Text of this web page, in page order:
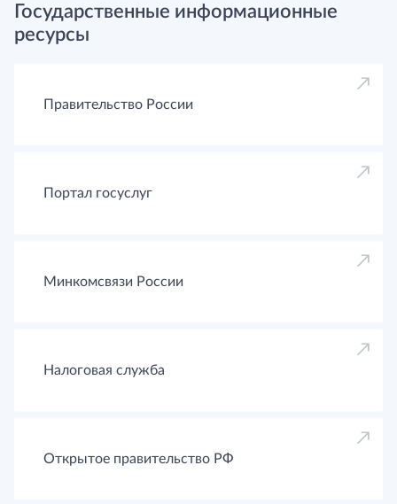
Государственные информационные
ресурсы
Правительство России
Портал госуслуг
Минкомсвязи России
Налоговая служба
Открытое правительство РФ